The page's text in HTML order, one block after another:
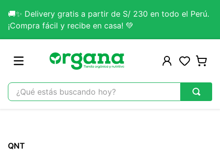
🚚✨ Delivery gratis a partir de S/ 230 en todo el Perú.
¡Compra fácil y recibe en casa! 💚
¿Qué estás buscando hoy?
2.
QNT